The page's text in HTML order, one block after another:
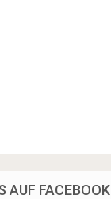
AUF FACEBOOK